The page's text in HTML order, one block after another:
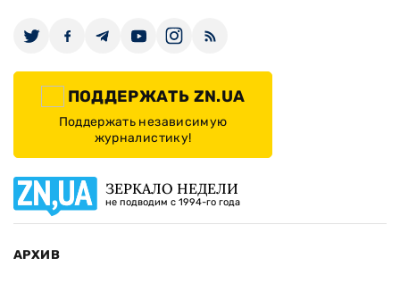
ПОДДЕРЖАТЬ ZN.UA
Поддержать независимую
журналистику!
ЗЕРКАЛО НЕДЕЛИ
не подводим с 1994-го года
АРХИВ